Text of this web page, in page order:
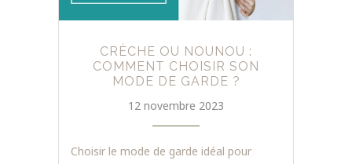
CRÈCHE OU NOUNOU :
COMMENT CHOISIR SON
MODE DE GARDE ?
12 novembre 2023
Choisir le mode de garde idéal pour